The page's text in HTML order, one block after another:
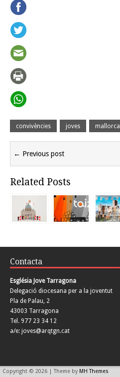
convivències joves mallorca
← Previous post
Related Posts
Contacta
Església Jove Tarragona
Delegació diocesana per a la joventut
Pla de Palau, 2
43003 Tarragona
Tel. 977 23 34 12
a/e: joves@arqtgn.cat
Copyright © 2026 | Theme by MH Themes